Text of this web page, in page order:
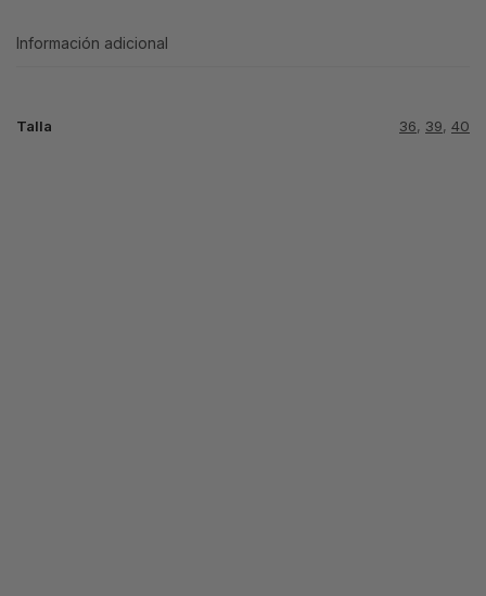
Información adicional
Talla 36, 39, 40